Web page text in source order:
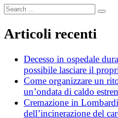
Search
Search
Articoli recenti
Decesso in ospedale
possibile lasciare il
Come organizzare un
un’ondata di caldo
Cremazione in
dell’incinerazione del